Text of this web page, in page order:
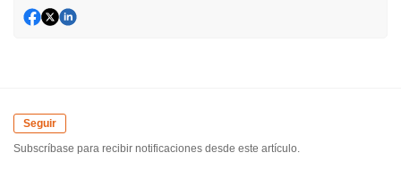
Seguir
Subscríbase para recibir notificaciones desde este artículo.